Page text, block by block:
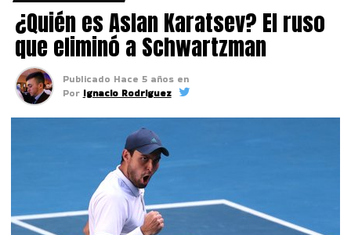
¿Quién es Aslan Karatsev? El ruso
que eliminó a Schwartzman
Publicado Hace 5 años en
Por Ignacio Rodriguez